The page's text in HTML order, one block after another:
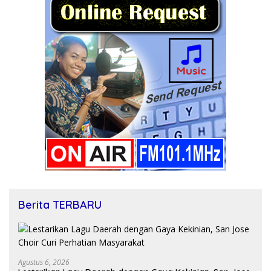
Berita TERBARU
Agustus 6, 2026